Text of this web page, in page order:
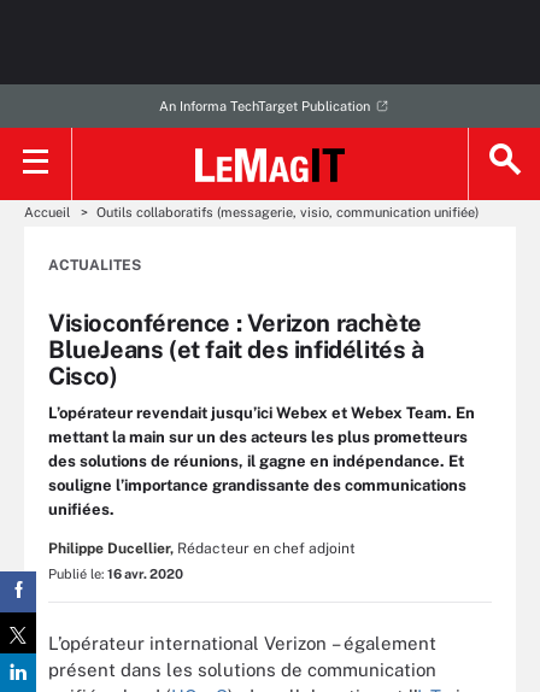
An Informa TechTarget Publication
Accueil Outils collaboratifs (messagerie, visio, communication unifiée)
ACTUALITES
Visioconférence : Verizon rachète
BlueJeans (et fait des infidélités à
Cisco)
L’opérateur revendait jusqu’ici Webex et Webex Team. En
mettant la main sur un des acteurs les plus prometteurs
des solutions de réunions, il gagne en indépendance. Et
souligne l’importance grandissante des communications
unifiées.
Philippe Ducellier, Rédacteur en chef adjoint
Publié le: 16 avr. 2020
L’opérateur international Verizon – également
présent dans les solutions de communication